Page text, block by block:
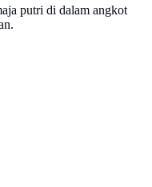
putri di dalam angkot